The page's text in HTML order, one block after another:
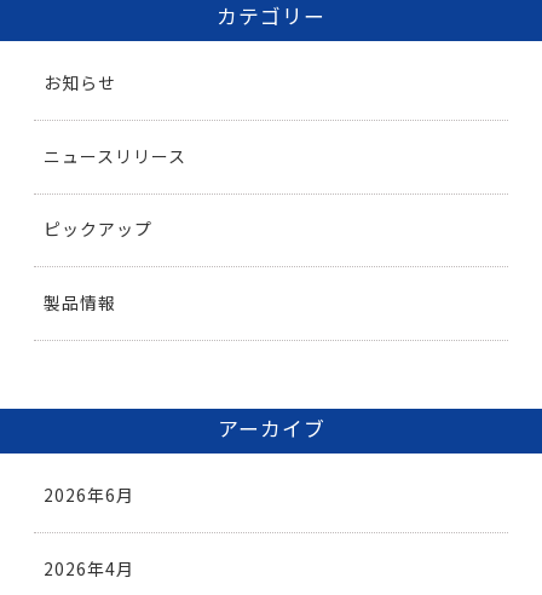
カテゴリー
お知らせ
ニュースリリース
ピックアップ
製品情報
アーカイブ
2026年6月
2026年4月